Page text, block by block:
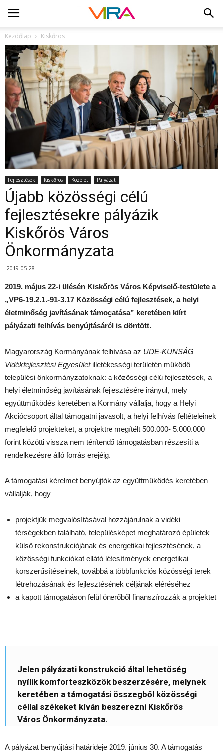
Kezdőlap Kiskőrös
Fejlesztések Kiskőrös Közélet Pályázat
Újabb közösségi célú
fejlesztésekre pályázik
Kiskőrös Város
Önkormányzata
2019-05-28
2019. május 22-i ülésén Kiskőrös Város Képviselő-testülete a
„VP6-19.2.1.-91-3.17 Közösségi célú fejlesztések, a helyi
életminőség javításának támogatása” keretében kiírt
pályázati felhívás benyújtásáról is döntött.
Magyarország Kormányának felhívása az ÜDE-KUNSÁG
Vidékfejlesztési Egyesületilletékességi területén működő
települési önkormányzatoknak: a közösségi célú fejlesztések, a
helyi életminőség javításának fejlesztésére irányul, mely
együttműködés keretében a Kormány vállalja, hogy a Helyi
Akciócsoport által támogatni javasolt, a helyi felhívás feltételeinek
megfelelő projekteket, a projektre megítélt 500.000- 5.000.000
forint közötti vissza nem térítendő támogatásban részesíti a
rendelkezésre álló forrás erejéig.
A támogatási kérelmet benyújtók az együttműködés keretében
vállalják, hogy
projektjük megvalósításával hozzájárulnak a vidéki
térségekben található, településképet meghatározó épületek
külső rekonstrukciójának és energetikai fejlesztésének, a
közösségi funkciókat ellátó létesítmények energetikai
korszerűsítéseinek, továbbá a többfunkciós közösségi terek
létrehozásának és fejlesztésének céljának eléréséhez
a kapott támogatáson felül önerőből finanszírozzák a projektet
Jelen pályázati konstrukció által lehetőség
nyílik komforteszközök beszerzésére, melynek
keretében a támogatási összegből közösségi
céllal székeket kíván beszerezni Kiskőrös
Város Önkormányzata.
A pályázat benyújtási határideje 2019. június 30. A támogatás